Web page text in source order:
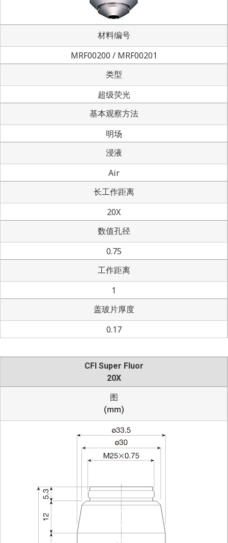
材料编号
MRF00200 / MRF00201
类型
超级荧光
基本观察方法
明场
浸液
Air
长工作距离
20X
数值孔径
0.75
工作距离
1
盖玻片厚度
0.17
CFI Super Fluor
20X
图
(mm)